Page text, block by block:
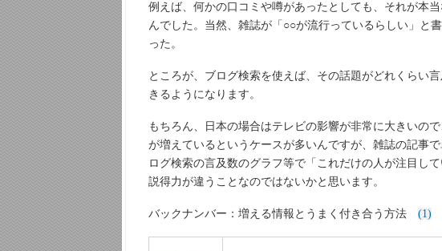
例えば、何かの口コミや噂があったとしても、それが本
んでした。当然、雑誌が「○○が流行っているらしい」と
った。
ところが、ブログ検索を使えば、その話題がどれくらい
きるようになります。
もちろん、日本の場合はテレビの影響が非常に大きいの
が増えているというケースが多いんですが、雑誌の記事
ログ検索の言及数のグラフ等で「これだけの人が注目し
説得力が違うことなのではないかと思います。
バックナンバー：増える情報とうまく付き合う方法 (1)